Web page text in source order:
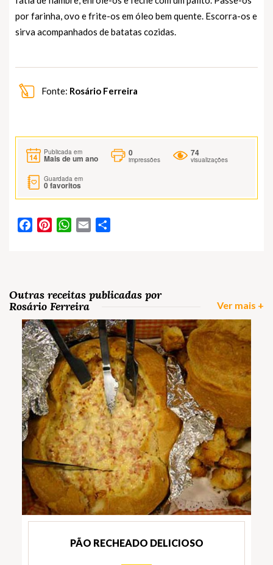
por farinha, ovo e frite-os em óleo bem quente. Escorra-os e
sirva acompanhados de batatas cozidas.
Fonte: Rosário Ferreira
Publicada em
Mais de um ano
0
impressões
74
visualizações
Guardada em
0favoritos
FacebookPinterestWhatsApp
Email
Outras receitas publicadas por
Rosário Ferreira
Ver mais +
PÃO RECHEADO DELICIOSO